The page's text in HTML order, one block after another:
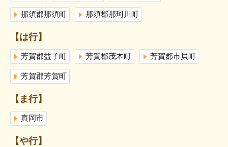
那須郡那須町 那須郡那珂川町
【は行】
芳賀郡益子町 芳賀郡茂木町 芳賀郡市貝町
芳賀郡芳賀町
【ま行】
真岡市
【や行】